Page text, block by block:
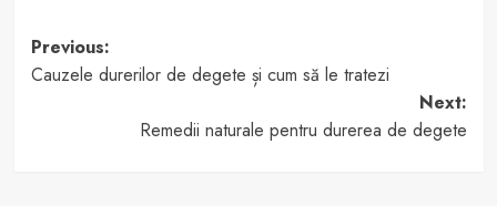
Post
navigation
Previous:
Cauzele durerilor de degete și cum să le tratezi
Next:
Remedii naturale pentru durerea de degete